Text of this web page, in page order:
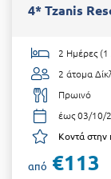
4* Tzanis
2 Ημέρες (1
2 άτομα
Πρωινό
έως 03/10/
Κοντά στην
από €113